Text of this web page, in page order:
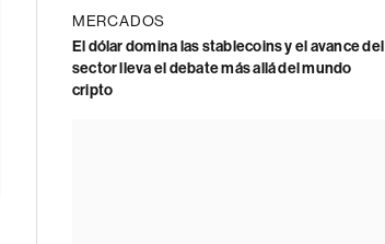
MERCADOS
El dólar domina las stablecoins y el avance del
sector lleva el debate más allá del mundo
cripto